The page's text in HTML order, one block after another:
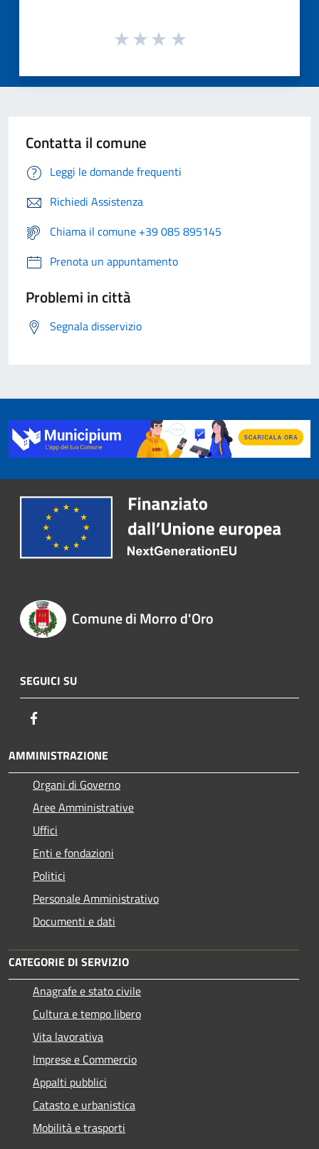
Contatta il comune
Leggi le domande frequenti
Richiedi Assistenza
Chiama il comune +39 085 895145
Prenota un appuntamento
Problemi in città
Segnala disservizio
Comune di Morro d'Oro
SEGUICI SU
AMMINISTRAZIONE
Organi di Governo
Aree Amministrative
Uffici
Enti e fondazioni
Politici
Personale Amministrativo
Documenti e dati
CATEGORIE DI SERVIZIO
Anagrafe e stato civile
Cultura e tempo libero
Vita lavorativa
Imprese e Commercio
Appalti pubblici
Catasto e urbanistica
Mobilità e trasporti